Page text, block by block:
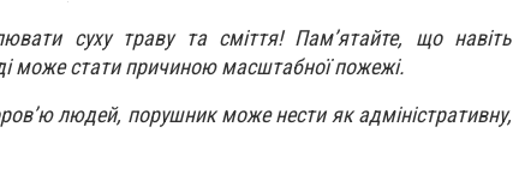
суху траву та сміття! Пам’ятайте, що навіть
може стати причиною масштабної пожежі.
людей, порушник може нести як адміністративну,